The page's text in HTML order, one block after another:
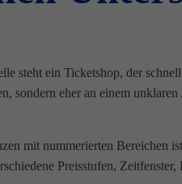
steht ein Ticketshop, der
sondern eher an einem
mit nummerierten Bereichen
Preisstufen, Zeitfenster,